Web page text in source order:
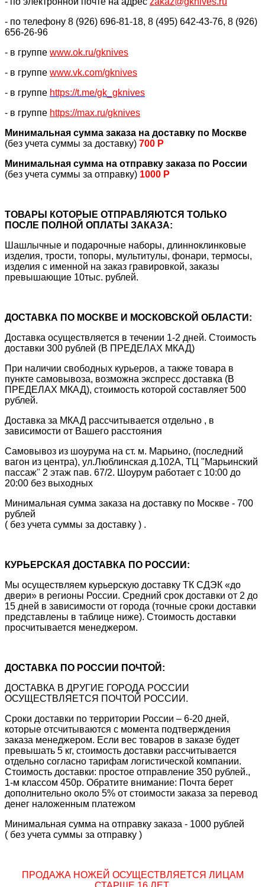
- по телефону 8 (926) 696-81-18, 8 (495) 642-43-76, 8 (926)
656-26-96
- в группе www.ok.ru/gknives
- в группе www.vk.com/gknives
- в группе https://t.me/gk_gknives
- в группе https://max.ru/gknives
Минимальная сумма заказа на доставку по Москве
(без учета суммы за доставку) 700 Р
Минимальная сумма на отправку заказа по России
(без учета суммы за отправку) 1000 Р
ТОВАРЫ КОТОРЫЕ ОТПРАВЛЯЮТСЯ ТОЛЬКО
ПОСЛЕ ПОЛНОЙ ОПЛАТЫ ЗАКАЗА:
Шашлычные и подарочные наборы, длинноклинковые
изделия, трости, топоры, мультитулы, фонари, термосы,
изделия с именной на заказ гравировкой, заказы
превышающие 10тыс. рублей.
ДОСТАВКА ПО МОСКВЕ И МОСКОВСКОЙ ОБЛАСТИ:
Доставка осуществляется в течении 1-2 дней. Стоимость
доставки 300 рублей (В ПРЕДЕЛАХ МКАД)
При наличии свободных курьеров, а также товара в
пункте самовывоза, возможна экспресс доставка (В
ПРЕДЕЛАХ МКАД), стоимость которой составляет 500
рублей.
Доставка за МКАД рассчитывается отдельно , в
зависимости от Вашего расстояния
Самовывоз из шоурума на ст. м. Марьино, (последний
вагон из центра), ул.Люблинская д.102А, ТЦ "Марьинский
пассаж" 2 этаж пав. 67/2. Шоурум работает с 10:00 до
20:00 без выходных
Минимальная сумма заказа на доставку по Москве - 700
рублей
( без учета суммы за доставку ) .
КУРЬЕРСКАЯ ДОСТАВКА ПО РОССИИ:
Мы осуществляем курьерскую доставку ТК СДЭК «до
двери» в регионы России. Средний срок доставки от 2 до
15 дней в зависимости от города (точные сроки доставки
представлены в таблице ниже). Стоимость доставки
просчитывается менеджером.
ДОСТАВКА ПО РОССИИ ПОЧТОЙ:
ДОСТАВКА В ДРУГИЕ ГОРОДА РОССИИ
ОСУЩЕСТВЛЯЕТСЯ ПОЧТОЙ РОССИИ.
Сроки доставки по территории России – 6-20 дней,
которые отсчитываются с момента подтверждения
заказа менеджером. Если вес товаров в заказе будет
превышать 5 кг, стоимость доставки рассчитывается
отдельно согласно тарифам логистической компании.
Стоимость доставки: простое отправление 350 рублей.,
1-м классом 450р. Обратите внимание: Почта берет
дополнительно около 5% от стоимости заказа за перевод
денег наложенным платежом
Минимальная сумма на отправку заказа - 1000 рублей
( без учета суммы за отправку )
ПРОДАЖА НОЖЕЙ ОСУЩЕСТВЛЯЕТСЯ ЛИЦАМ